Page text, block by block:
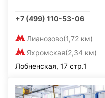
+7 (499) 110-53-06
Лианозово(1,72 км)
Яхромская(2,34 км)
Лобненская, 17 стр.1